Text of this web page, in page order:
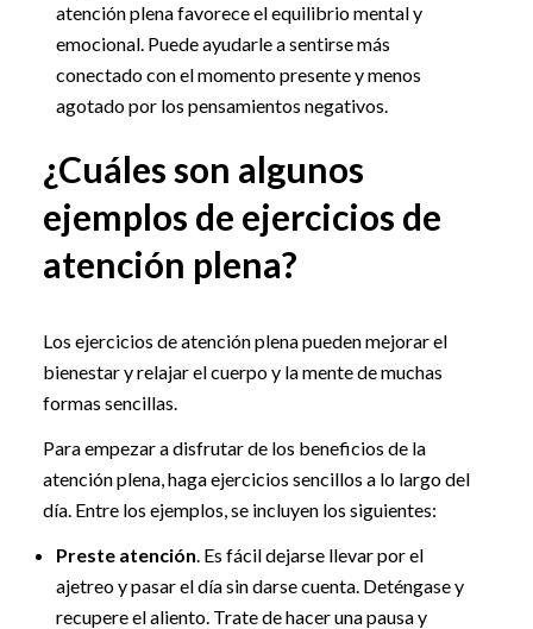
atención plena favorece el equilibrio mental y
emocional. Puede ayudarle a sentirse más
conectado con el momento presente y menos
agotado por los pensamientos negativos.
¿Cuáles son algunos
ejemplos de ejercicios de
atención plena?
Los ejercicios de atención plena pueden mejorar el
bienestar y relajar el cuerpo y la mente de muchas
formas sencillas.
Para empezar a disfrutar de los beneficios de la
atención plena, haga ejercicios sencillos a lo largo del
día. Entre los ejemplos, se incluyen los siguientes:
Preste atención. Es fácil dejarse llevar por el
ajetreo y pasar el día sin darse cuenta. Deténgase y
recupere el aliento. Trate de hacer una pausa y